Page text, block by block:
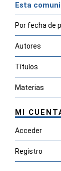
Esta
Por fecha de
Autores
Títulos
Materias
MI
Acceder
Registro